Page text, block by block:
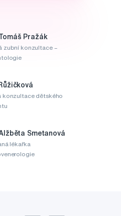
Pražák
zubní konzultace –
konzultace dětského
Smetanová
lékařka